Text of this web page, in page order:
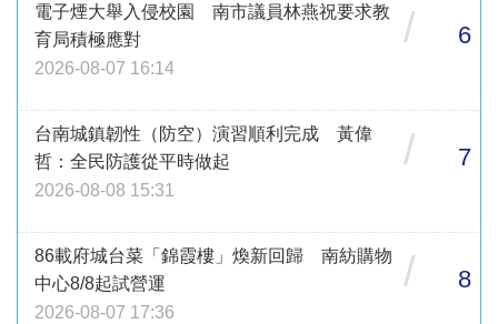
電子煙大舉入侵校園 南市議員林燕祝要求教
育局積極應對
2026-08-07 16:14
/ 6
台南城鎮韌性（防空）演習順利完成 黃偉
哲：全民防護從平時做起
2026-08-08 15:31
/ 7
86載府城台菜「錦霞樓」煥新回歸 南紡購物
中心8/8起試營運
2026-08-07 17:36
/ 8